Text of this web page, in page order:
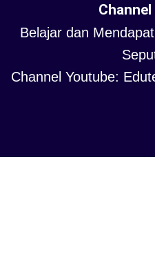
Belajar dan
Channel Youtube: